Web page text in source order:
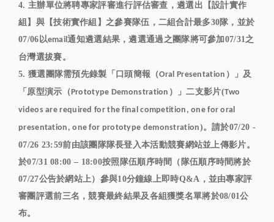
4. 主辦單位將聘專家評審進行評估審查，遴選出【設計實作
組】與【技術實作組】之參賽隊伍，二組合計最多30隊，並於
07/06以email通知遴選結果，遴選通過之團隊將可參加07/31之
台灣選拔賽。
5. 獲選團隊需預先錄製「口頭簡報（Oral Presentation ）」及
「原型演示（Prototype Demonstration ）」二支影片(Two
videos are required for the final competition, one for oral
presentation, one for prototype demonstration)。請於07/20 -
07/26 23:59前由該團隊隊長登入本活動競賽網站並上傳影片。
於07/31 08:00 – 18:00按照隊伍順序時間（隊伍順序時間將於
07/27公告於網站上）參與10分鐘線上即時Q&A，並由專家評
審團評選前三名，競賽最終結果及各組獲獎名單將於08/01公
布。